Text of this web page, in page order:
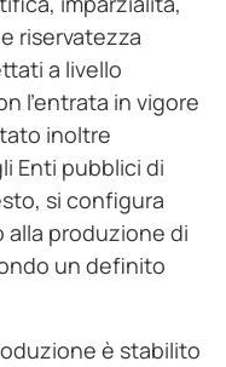
riservatezza
a livello
l'entrata in vigore
inoltre
Enti pubblici di
si configura
produzione di
un definito
è stabilito